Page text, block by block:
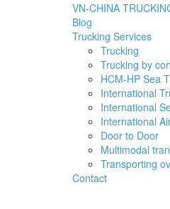
VN-CHINA
Blog
Trucking Services
Trucking
Trucking by
HCM-HP Sea
International
International
International
Door to Door
Multimodal
Transporting
Contact